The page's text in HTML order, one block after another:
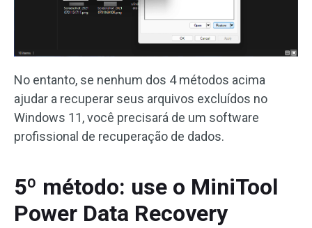
No entanto, se nenhum dos 4 métodos acima
ajudar a recuperar seus arquivos excluídos no
Windows 11, você precisará de um software
profissional de recuperação de dados.
5º método: use o MiniTool
Power Data Recovery